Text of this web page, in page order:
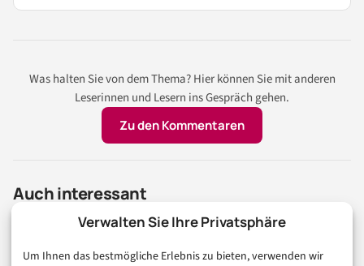
Verwalten Sie Ihre Privatsphäre
Um Ihnen das bestmögliche Erlebnis zu bieten, verwenden wir
Was halten Sie von dem Thema? Hier können Sie mit anderen
Leserinnen und Lesern ins Gespräch gehen.
Zu den Kommentaren
Auch interessant
IT-ADMINISTRATION
KI